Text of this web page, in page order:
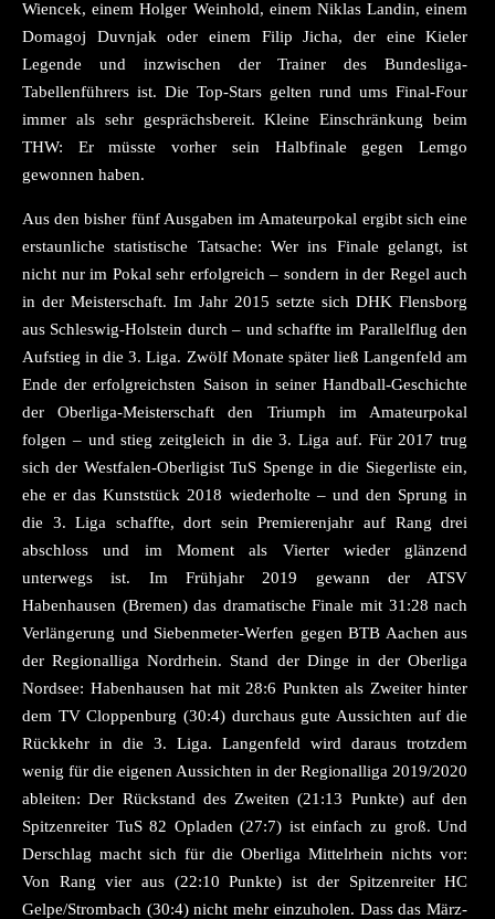
Wiencek, einem Holger Weinhold, einem Niklas Landin, einem
Domagoj Duvnjak oder einem Filip Jicha, der eine Kieler
Legende und inzwischen der Trainer des Bundesliga-
Tabellenführers ist. Die Top-Stars gelten rund ums Final-Four
immer als sehr gesprächsbereit. Kleine Einschränkung beim
THW: Er müsste vorher sein Halbfinale gegen Lemgo
gewonnen haben.
Aus den bisher fünf Ausgaben im Amateurpokal ergibt sich eine
erstaunliche statistische Tatsache: Wer ins Finale gelangt, ist
nicht nur im Pokal sehr erfolgreich – sondern in der Regel auch
in der Meisterschaft. Im Jahr 2015 setzte sich DHK Flensborg
aus Schleswig-Holstein durch – und schaffte im Parallelflug den
Aufstieg in die 3. Liga. Zwölf Monate später ließ Langenfeld am
Ende der erfolgreichsten Saison in seiner Handball-Geschichte
der Oberliga-Meisterschaft den Triumph im Amateurpokal
folgen – und stieg zeitgleich in die 3. Liga auf. Für 2017 trug
sich der Westfalen-Oberligist TuS Spenge in die Siegerliste ein,
ehe er das Kunststück 2018 wiederholte – und den Sprung in
die 3. Liga schaffte, dort sein Premierenjahr auf Rang drei
abschloss und im Moment als Vierter wieder glänzend
unterwegs ist. Im Frühjahr 2019 gewann der ATSV
Habenhausen (Bremen) das dramatische Finale mit 31:28 nach
Verlängerung und Siebenmeter-Werfen gegen BTB Aachen aus
der Regionalliga Nordrhein. Stand der Dinge in der Oberliga
Nordsee: Habenhausen hat mit 28:6 Punkten als Zweiter hinter
dem TV Cloppenburg (30:4) durchaus gute Aussichten auf die
Rückkehr in die 3. Liga. Langenfeld wird daraus trotzdem
wenig für die eigenen Aussichten in der Regionalliga 2019/2020
ableiten: Der Rückstand des Zweiten (21:13 Punkte) auf den
Spitzenreiter TuS 82 Opladen (27:7) ist einfach zu groß. Und
Derschlag macht sich für die Oberliga Mittelrhein nichts vor:
Von Rang vier aus (22:10 Punkte) ist der Spitzenreiter HC
Gelpe/Strombach (30:4) nicht mehr einzuholen. Dass das März-